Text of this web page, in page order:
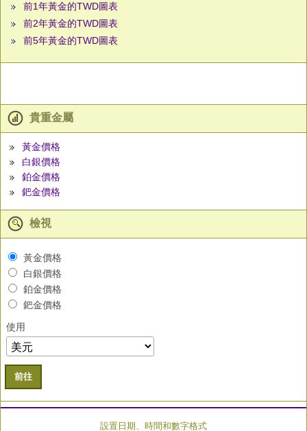
前1年黃金的TWD圖表
前2年黃金的TWD圖表
前5年黃金的TWD圖表
貴重金屬
黃金價格
白銀價格
鉑金價格
鈀金價格
檢視
黃金價格
白銀價格
鉑金價格
鈀金價格
使用
前往
設置日期、時間和數字格式